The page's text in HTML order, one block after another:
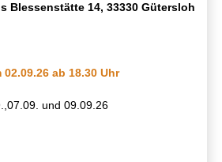
Blessenstätte 14, 33330 Gütersloh
02.09.26 ab 18.30 Uhr
und 09.09.26